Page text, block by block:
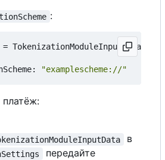
:
= TokenizationModuleInputData
: "examplescheme://"
в
передайте